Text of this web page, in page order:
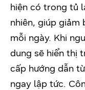
hiện có trong tủ
nhiên, giúp giảm
mỗi ngày. Khi
dung sẽ hiển thị
cấp hướng dẫn
ngay lập tức.